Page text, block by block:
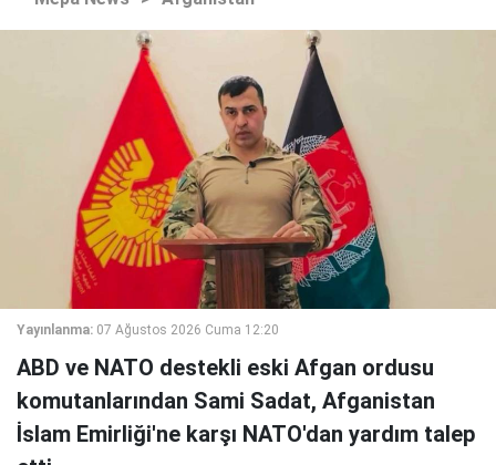
Yayınlanma: 07 Ağustos 2026 Cuma 12:20
ABD ve NATO destekli eski Afgan ordusu
komutanlarından Sami Sadat, Afganistan
İslam Emirliği'ne karşı NATO'dan yardım talep